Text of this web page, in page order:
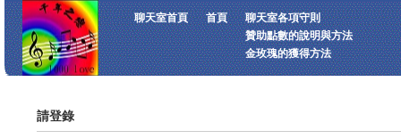
聊天室首頁 首頁
聊天室各項守則
贊助點數的說明與方法
金玫瑰的獲得方法
請登錄